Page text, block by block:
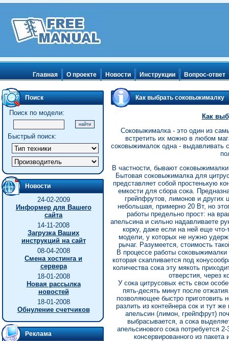
Главная О проекте Новости Инструкции Вопрос-ответ
Поиск
Поиск по модели:
Быстрый поиск:
Новости
24-02-2009
Информер для Вашего
сайта
14-11-2008
Загрузка Ваших
инструкций на сайт
08-04-2008
Смена хостинга и
сервера
18-01-2008
Новая рассылка
новостей
18-01-2008
Обнуление счетчиков
Реклама
Как выбрать соковыжималку
Как
Соковыжималка - это один из
встретить их можно в любом
соковыжималок одна - выдавливать
В частности, бывают
Бытовая соковыжималка для
представляет собой простенькую
емкости для сбора сока.
грейпфрутов, лимонов и других
небольшая, примерно 20 Вт, но
работы предельно прост: на
апельсина и сильно надавливаете
корку, даже если на ней еще
модели, у которых не нужно
рычаг. Разумеется, стоимость
В процессе работы
которая скапливается под
количества сока эту мякоть
отверстия, через
У сока цитрусовых есть свои
пять-десять минут после
позволяющее быстро приготовить
разлить из контейнера сок и тут
апельсин (лимон, грейпфрут)
выбрасывается, а сока
апельсинового сока потребуется
консервированного из